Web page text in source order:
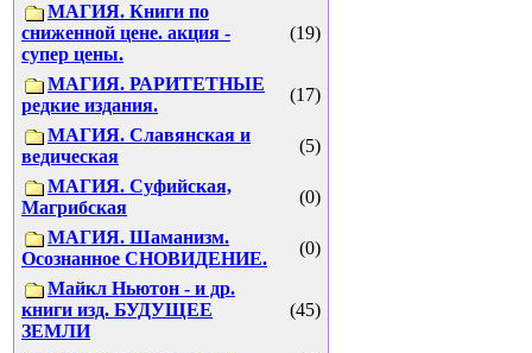
МАГИЯ. Книги по
сниженной цене. акция -
супер цены.
(19)
МАГИЯ. РАРИТЕТНЫЕ
редкие издания.
(17)
МАГИЯ. Славянская и
ведическая
(5)
МАГИЯ. Суфийская,
Магрибская
(0)
МАГИЯ. Шаманизм.
Осознанное СНОВИДЕНИЕ.
(0)
Майкл Ньютон - и др.
книги изд. БУДУЩЕЕ
ЗЕМЛИ
(45)